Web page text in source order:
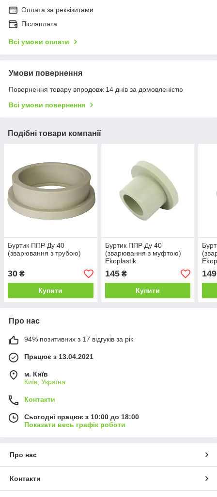
Оплата за реквізитами
Післяплата
Всі умови оплати
Умови повернення
Повернення товару впродовж 14 днів за домовленістю
Всі умови повернення
Подібні товари компанії
Буртик ППР Ду 40
(зварювання з трубою)
30 ₴
Купити
Буртик ППР Ду 40
(зварювання з муфтою)
Ekoplastik
145₴
Купити
149
Про нас
94% позитивних з 17 відгуків за рік
Працює з 13.04.2021
м. Київ
Київ, Україна
Контакти
Сьогодні працює з 10:00 до 18:00
Показати весь графік роботи
Про нас
Контакти